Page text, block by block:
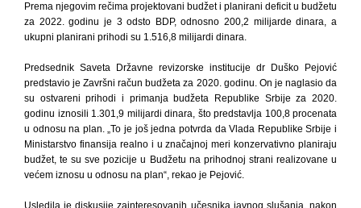
Prema njegovim rečima projektovani budžet i planirani deficit u budžetu
za 2022. godinu je 3 odsto BDP, odnosno 200,2 milijarde dinara, a
ukupni planirani prihodi su 1.516,8 milijardi dinara.
Predsednik Saveta Državne revizorske institucije dr Duško Pejović
predstavio je Završni račun budžeta za 2020. godinu. On je naglasio da
su ostvareni prihodi i primanja budžeta Republike Srbije za 2020.
godinu iznosili 1.301,9 milijardi dinara, što predstavlja 100,8 procenata
u odnosu na plan. „To je još jedna potvrda da Vlada Republike Srbije i
Ministarstvo finansija realno i u značajnoj meri konzervativno planiraju
budžet, te su sve pozicije u Budžetu na prihodnoj strani realizovane u
većem iznosu u odnosu na plan“, rekao je Pejović.
Usledila je diskusije zainteresovanih učesnika javnog slušanja, nakon